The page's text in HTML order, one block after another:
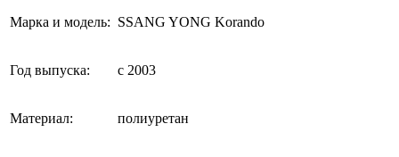
Марка и модель: SSANG YONG Korando
Год выпуска: с 2003
Материал: полиуретан